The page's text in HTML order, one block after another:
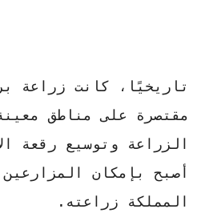
تاريخيًا، كانت زراعة
مقتصرة على مناطق
الزراعة وتوسيع رقعة
أصبح بإمكان
المملكة زراعته.